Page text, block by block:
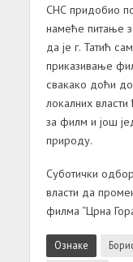
СНС придобио
намеће питање
да је г. Татић
приказивање
свакако доћи до
локалних
за филм и још
природу.
Суботички
власти да
филма “Црна
Ознаке